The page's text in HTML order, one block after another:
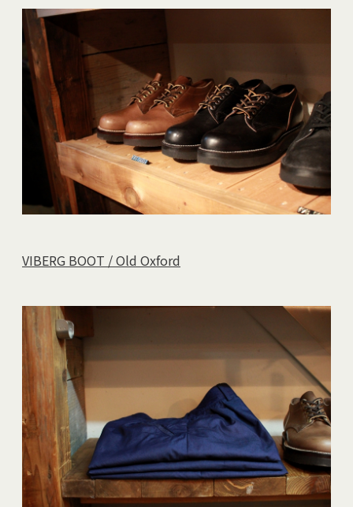
VIBERG BOOT / Old Oxford